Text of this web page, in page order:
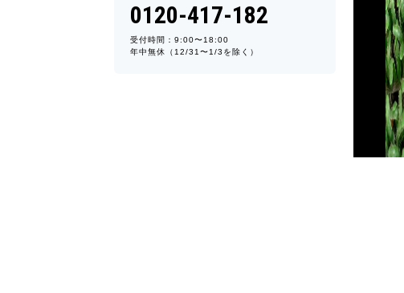
0120-417-182
受付時間：9:00〜18:00
年中無休（12/31〜1/3を除く）